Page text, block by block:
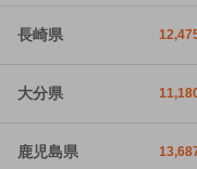
長崎県
大分県
鹿児島県